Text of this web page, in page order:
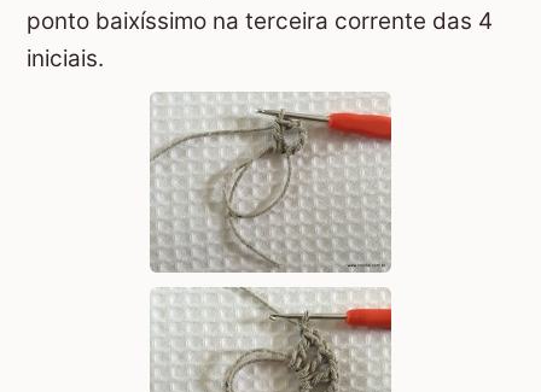
ponto baixíssimo na terceira corrente das 4
iniciais.